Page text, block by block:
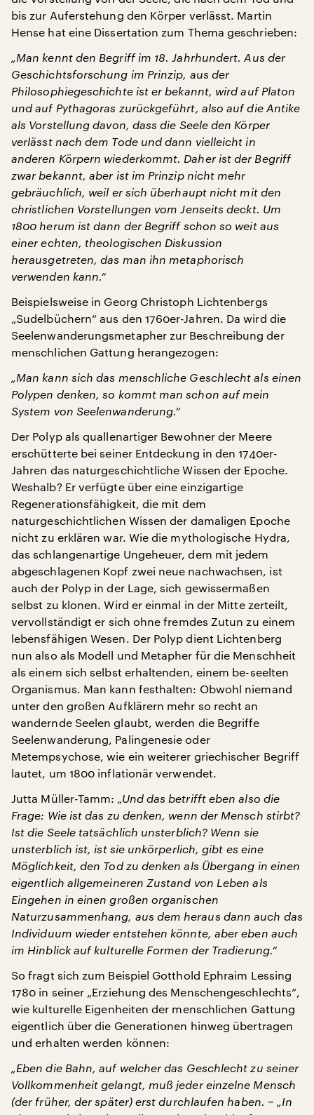
bis zur Auferstehung den Körper verlässt. Martin
Hense hat eine Dissertation zum Thema geschrieben:
„Man kennt den Begriff im 18. Jahrhundert. Aus der
Geschichtsforschung im Prinzip, aus der
Philosophiegeschichte ist er bekannt, wird auf Platon
und auf Pythagoras zurückgeführt, also auf die Antike
als Vorstellung davon, dass die Seele den Körper
verlässt nach dem Tode und dann vielleicht in
anderen Körpern wiederkommt. Daher ist der Begriff
zwar bekannt, aber ist im Prinzip nicht mehr
gebräuchlich, weil er sich überhaupt nicht mit den
christlichen Vorstellungen vom Jenseits deckt. Um
1800 herum ist dann der Begriff schon so weit aus
einer echten, theologischen Diskussion
herausgetreten, das man ihn metaphorisch
verwenden kann.“
Beispielsweise in Georg Christoph Lichtenbergs
„Sudelbüchern“ aus den 1760er-Jahren. Da wird die
Seelenwanderungsmetapher zur Beschreibung der
menschlichen Gattung herangezogen:
„Man kann sich das menschliche Geschlecht als einen
Polypen denken, so kommt man schon auf mein
System von Seelenwanderung.“
Der Polyp als quallenartiger Bewohner der Meere
erschütterte bei seiner Entdeckung in den 1740er-
Jahren das naturgeschichtliche Wissen der Epoche.
Weshalb? Er verfügte über eine einzigartige
Regenerationsfähigkeit, die mit dem
naturgeschichtlichen Wissen der damaligen Epoche
nicht zu erklären war. Wie die mythologische Hydra,
das schlangenartige Ungeheuer, dem mit jedem
abgeschlagenen Kopf zwei neue nachwachsen, ist
auch der Polyp in der Lage, sich gewissermaßen
selbst zu klonen. Wird er einmal in der Mitte zerteilt,
vervollständigt er sich ohne fremdes Zutun zu einem
lebensfähigen Wesen. Der Polyp dient Lichtenberg
nun also als Modell und Metapher für die Menschheit
als einem sich selbst erhaltenden, einem be-seelten
Organismus. Man kann festhalten: Obwohl niemand
unter den großen Aufklärern mehr so recht an
wandernde Seelen glaubt, werden die Begriffe
Seelenwanderung, Palingenesie oder
Metempsychose, wie ein weiterer griechischer Begriff
lautet, um 1800 inflationär verwendet.
Jutta Müller-Tamm: „Und das betrifft eben also die
Frage: Wie ist das zu denken, wenn der Mensch stirbt?
Ist die Seele tatsächlich unsterblich? Wenn sie
unsterblich ist, ist sie unkörperlich, gibt es eine
Möglichkeit, den Tod zu denken als Übergang in einen
eigentlich allgemeineren Zustand von Leben als
Eingehen in einen großen organischen
Naturzusammenhang, aus dem heraus dann auch das
Individuum wieder entstehen könnte, aber eben auch
im Hinblick auf kulturelle Formen der Tradierung.“
So fragt sich zum Beispiel Gotthold Ephraim Lessing
1780 in seiner „Erziehung des Menschengeschlechts“,
wie kulturelle Eigenheiten der menschlichen Gattung
eigentlich über die Generationen hinweg übertragen
und erhalten werden können:
„Eben die Bahn, auf welcher das Geschlecht zu seiner
Vollkommenheit gelangt, muß jeder einzelne Mensch
(der früher, der später) erst durchlaufen haben. − „In